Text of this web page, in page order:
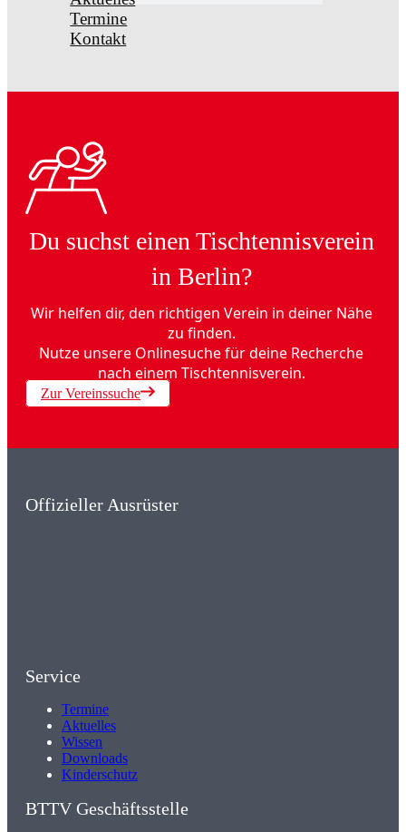
Termine
Kontakt
Du suchst einen Tischtennisverein
in Berlin?
Wir helfen dir, den richtigen Verein in deiner Nähe
zu finden.
Nutze unsere Onlinesuche für deine Recherche
nach einem Tischtennisverein.
Zur Vereinssuche
Offizieller Ausrüster
Service
Termine
Aktuelles
Wissen
Downloads
Kinderschutz
BTTV Geschäftsstelle